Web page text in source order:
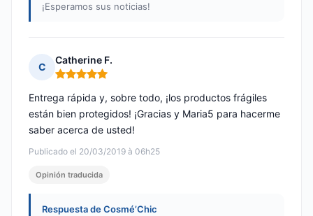
¡Esperamos sus noticias!
C
Catherine F.
Nota: 5 de 5
Publicado el 20/03/2019 à 06h25
Entrega rápida y, sobre todo, ¡los productos frágiles
están bien protegidos! ¡Gracias y Maria5 para hacerme
saber acerca de usted!
Opinión traducida
Respuesta de Cosmé’Chic